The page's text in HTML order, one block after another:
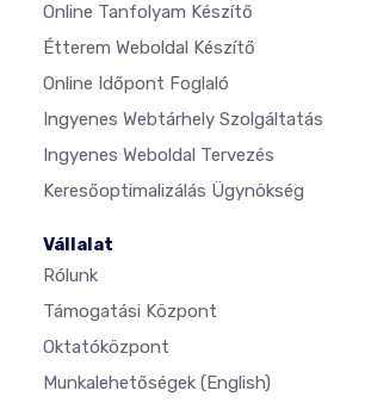
Online Tanfolyam Készítő
Étterem Weboldal Készítő
Online Időpont Foglaló
Ingyenes Webtárhely Szolgáltatás
Ingyenes Weboldal Tervezés
Keresőoptimalizálás Ügynökség
Vállalat
Rólunk
Támogatási Központ
Oktatóközpont
Munkalehetőségek (English)